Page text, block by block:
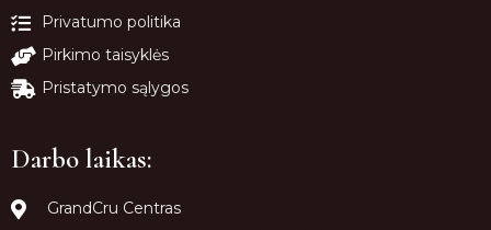
Privatumo politika
Pirkimo taisyklės
Pristatymo sąlygos
Darbo laikas:
GrandCru Centras